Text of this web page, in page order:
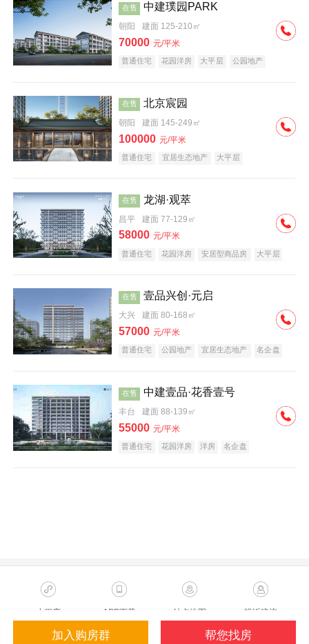
在售 中建璞园PARK
朝阳 建面 125-210㎡
70000 元/平米
普通住宅 花园洋房 大平层
公园地产
在售 北京宸园
朝阳 建面 145-249㎡
100000 元/平米
普通住宅 宜居生态地产 大平层
在售 龙湖·观萃
昌平 建面 77-129㎡
58000 元/平米
普通住宅 花园洋房 安居型商品房
大平层
在售 壹品兴创·元启
大兴 建面 80-168㎡
57000 元/平米
普通住宅 公园地产 宜居生态地产 名企盘
在售 中建壹品·花香壹号
丰台 建面 88-139㎡
55000 元/平米
普通住宅 花园洋房 洋房 名企盘
加入购房群 帮您找房
小程序 APP下载 站点地图 投诉建议